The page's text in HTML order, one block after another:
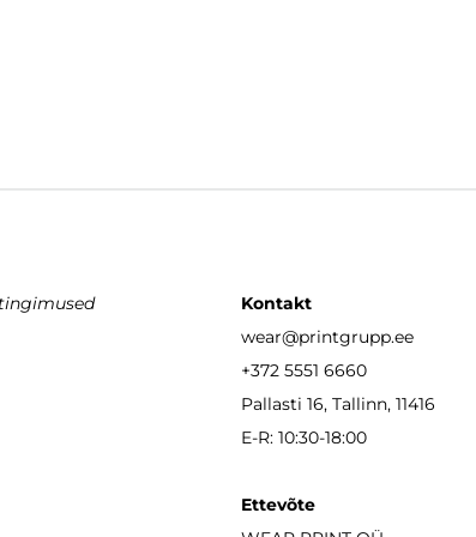
Kontakt
wear@printgrupp.ee
+372 5551 6660
Pallasti 16, Tallinn, 11416
E-R: 10:30-18:00
Ettevõte